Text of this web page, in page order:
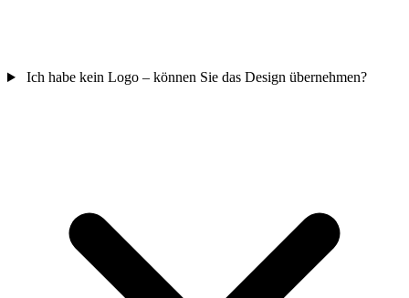
Ich habe kein Logo – können Sie das Design übernehmen?